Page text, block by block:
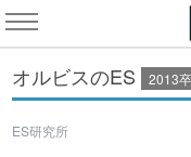
オルビスのES 2013卒
ES研究所